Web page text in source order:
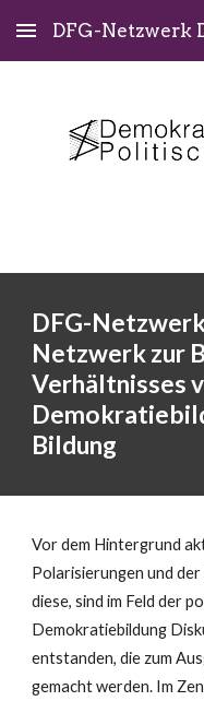
Skip to main content
DFG-Netzwerk
DFG-
Netzwerk zur
Verhältnisses
Bildung
Vor dem Hintergrund
Polarisierungen und
diese, sind im Feld der
Demokratiebildung
entstanden, die zum
gemacht werden. Im